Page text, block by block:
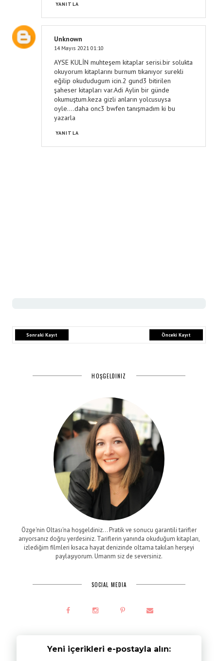
YANITLA
Unknown
14 Mayıs 2021 01:10
AYSE KULİN muhteşem kitaplar serisi.bir solukta
okuyorum kitaplarını burnum tıkanıyor surekli
eğilip okududugum icin.2 gund3 bitirilen
şaheser kitapları var.Adi Aylin bir günde
okumuştum.keza gizli anların yolcusuysa
oyle....daha onc3 bwfen tanışmadım ki bu
yazarla
YANITLA
Sonraki Kayıt Önceki Kayıt
HOŞGELDINIZ
Özge'nin Oltası'na hoşgeldiniz... Pratik ve sonucu garantili tarifler
arıyorsanız doğru yerdesiniz. Tariflerin yanında okuduğum kitapları,
izlediğim filmleri kısaca hayat denizinde oltama takılan herşeyi
paylaşıyorum. Umarım siz de seversiniz.
SOCIAL MEDIA
Yeni içerikleri e-postayla alın: